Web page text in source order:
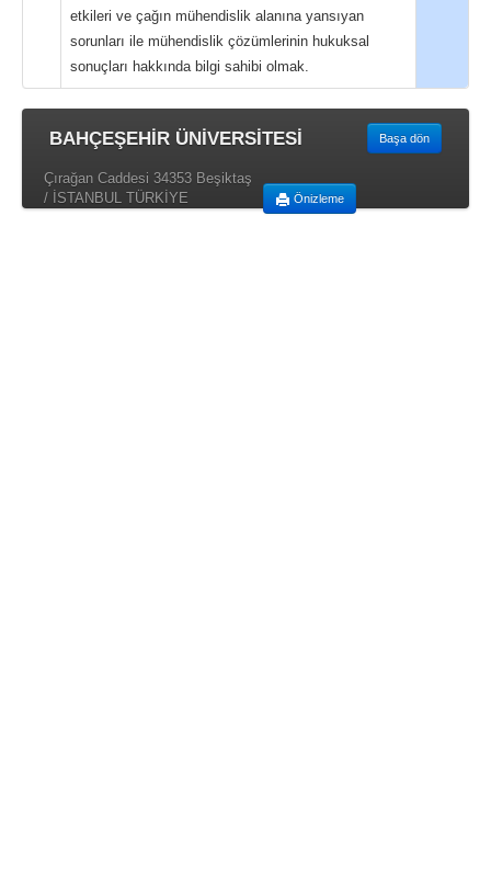
etkileri ve çağın mühendislik alanına yansıyan
sorunları ile mühendislik çözümlerinin hukuksal
sonuçları hakkında bilgi sahibi olmak.
BAHÇEŞEHİR ÜNİVERSİTESİ Başa dön
Önizleme
Çırağan Caddesi 34353 Beşiktaş
/ İSTANBUL TÜRKİYE